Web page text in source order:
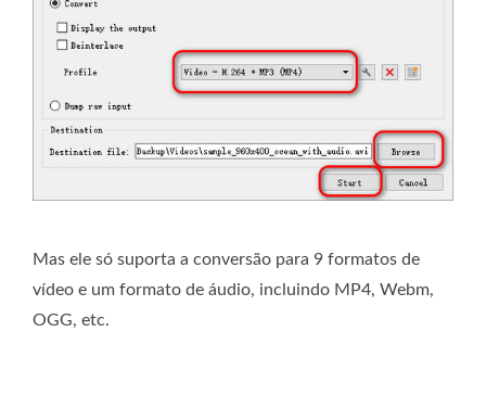
Mas ele só suporta a conversão para 9 formatos de
vídeo e um formato de áudio, incluindo MP4, Webm,
OGG, etc.